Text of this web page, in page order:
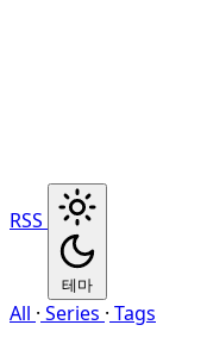
RSS
테마
All · Series · Tags